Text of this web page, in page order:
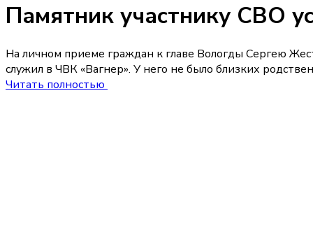
Памятник участнику СВО
На личном приеме граждан к главе Вологды Сергею
служил в ЧВК «Вагнер». У него не было близких
Читать полностью